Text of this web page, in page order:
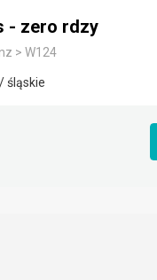
- zero rdzy
> W124
śląskie